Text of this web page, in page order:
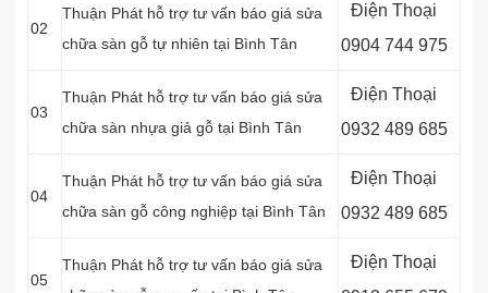
02
Thuận Phát hỗ trợ tư vấn báo giá sửa
chữa sàn gỗ tự nhiên tại Bình Tân
Điện Thoại
0904 744 975
03
Thuận Phát hỗ trợ tư vấn báo giá sửa
chữa sàn nhựa giả gỗ tại Bình Tân
Điện Thoại
0932 489 685
04
Thuận Phát hỗ trợ tư vấn báo giá sửa
chữa sàn gỗ công nghiệp tại Bình Tân
Điện Thoại
0932 489 685
05
Thuận Phát hỗ trợ tư vấn báo giá sửa
Điện Thoại